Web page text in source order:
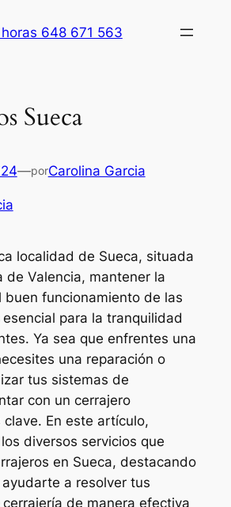
648 671 563
Sueca
—porCarolina Garcia
localidad de Sueca, situada
de Valencia, mantener la
buen funcionamiento de las
para la tranquilidad
Ya sea que enfrentes una
una reparación o
tus sistemas de
con un cerrajero
clave. En este artículo,
diversos servicios que
en Sueca, destacando
a resolver tus
de manera efectiva